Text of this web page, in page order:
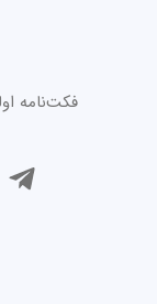
فکت‌نامه